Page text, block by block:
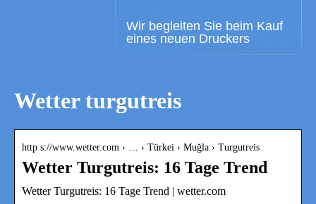
Wir begleiten Sie beim Kauf
eines neuen Druckers
Wetter turgutreis
http s://www.wetter.com › … › Türkei › Muğla › Turgutreis
Wetter Turgutreis: 16 Tage Trend
Wetter Turgutreis: 16 Tage Trend | wetter.com